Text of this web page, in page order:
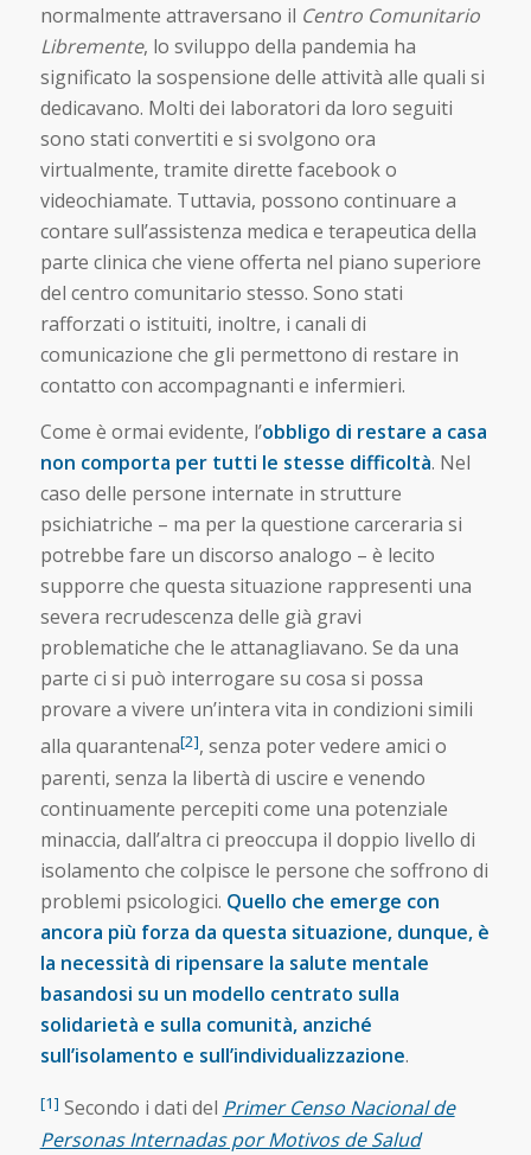
normalmente attraversano il Centro Comunitario
Libremente, lo sviluppo della pandemia ha
significato la sospensione delle attività alle quali si
dedicavano. Molti dei laboratori da loro seguiti
sono stati convertiti e si svolgono ora
virtualmente, tramite dirette facebook o
videochiamate. Tuttavia, possono continuare a
contare sull’assistenza medica e terapeutica della
parte clinica che viene offerta nel piano superiore
del centro comunitario stesso. Sono stati
rafforzati o istituiti, inoltre, i canali di
comunicazione che gli permettono di restare in
contatto con accompagnanti e infermieri.
Come è ormai evidente, l’obbligo di restare a casa
non comporta per tutti le stesse difficoltà. Nel
caso delle persone internate in strutture
psichiatriche – ma per la questione carceraria si
potrebbe fare un discorso analogo – è lecito
supporre che questa situazione rappresenti una
severa recrudescenza delle già gravi
problematiche che le attanagliavano. Se da una
parte ci si può interrogare su cosa si possa
provare a vivere un’intera vita in condizioni simili
alla quarantena[2], senza poter vedere amici o
parenti, senza la libertà di uscire e venendo
continuamente percepiti come una potenziale
minaccia, dall’altra ci preoccupa il doppio livello di
isolamento che colpisce le persone che soffrono di
problemi psicologici. Quello che emerge con
ancora più forza da questa situazione, dunque, è
la necessità di ripensare la salute mentale
basandosi su un modello centrato sulla
solidarietà e sulla comunità, anziché
sull’isolamento e sull’individualizzazione.
[1] Secondo i dati del Primer Censo Nacional de
Personas Internadas por Motivos de Salud